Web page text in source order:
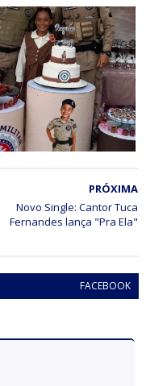
e extorsão
Senhor do Bonfim
infantil em Senhor
PRÓXIMA
Novo Single: Cantor Tuca
Fernandes lança "Pra Ela"
FACEBOOK